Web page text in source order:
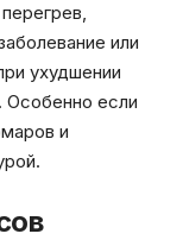
или
ухудшении
Особенно если
и